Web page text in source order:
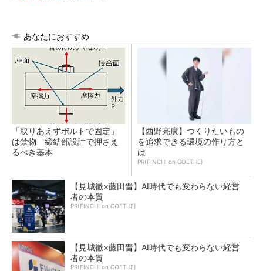
あなたにおすすめ
「取りあえずボルトで固定」
は禁物 締結部設計で押さえ
るべき基本
【西野亮廣】つくりたいもの
を追求できる環境の作り方と
は
PR(FINCHI on GOETHE)
【見城徹×藤田晋】AI時代でも変わらない経営
者の本質
PR(FINCHI on GOETHE)
【見城徹×藤田晋】AI時代でも変わらない経営
者の本質
PR(FINCHI on GOETHE)